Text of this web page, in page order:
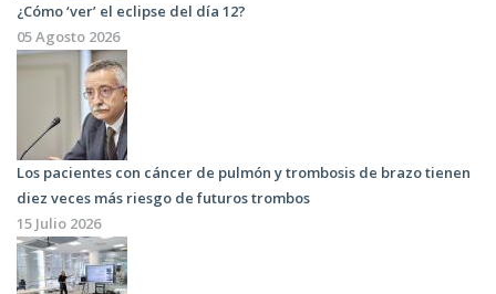
¿Cómo ‘ver’ el eclipse del día 12?
05 Agosto 2026
Los pacientes con cáncer de pulmón y trombosis de brazo tienen
diez veces más riesgo de futuros trombos
15 Julio 2026